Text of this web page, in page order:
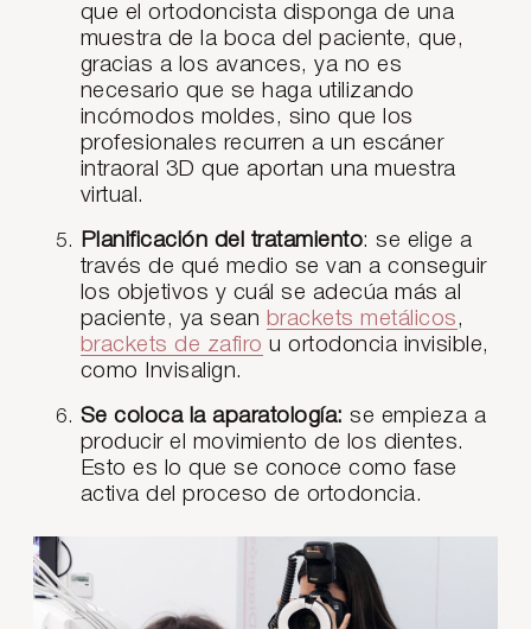
que el ortodoncista disponga de una
muestra de la boca del paciente, que,
gracias a los avances, ya no es
necesario que se haga utilizando
incómodos moldes, sino que los
profesionales recurren a un escáner
intraoral 3D que aportan una muestra
virtual.
Planificación del tratamiento: se elige a
través de qué medio se van a conseguir
los objetivos y cuál se adecúa más al
paciente, ya sean brackets metálicos,
brackets de zafiro u ortodoncia invisible,
como Invisalign.
Se coloca la aparatología: se empieza a
producir el movimiento de los dientes.
Esto es lo que se conoce como fase
activa del proceso de ortodoncia.